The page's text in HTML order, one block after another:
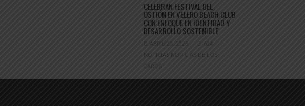
CELEBRAN FESTIVAL DEL
OSTIÓN EN VELERO BEACH CLUB
CON ENFOQUE EN IDENTIDAD Y
DESARROLLO SOSTENIBLE
ABRIL 20, 2026
624
NOTICIAS NOTICIAS DE LOS
CABOS